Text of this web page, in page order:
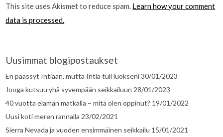
This site uses Akismet to reduce spam. Learn how your comment
data is processed.
Uusimmat blogipostaukset
En päässyt Intiaan, mutta Intia tuli luokseni30/01/2023
Jooga kutsuu yhä syvempään seikkailuun 28/01/2023
40 vuotta elämän matkalla – mitä olen oppinut? 19/01/2022
Uusi koti meren rannalla 23/02/2021
Sierra Nevada ja vuoden ensimmäinen seikkailu 15/01/2021